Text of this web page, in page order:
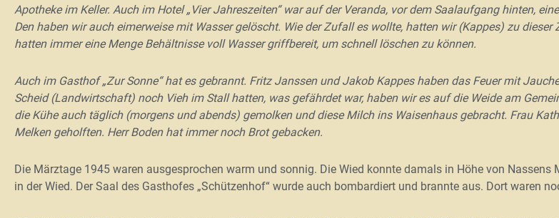
Apotheke im Keller. Auch im Hotel „Vier Jahreszeiten“ war auf der Veranda, vor dem Saalaufgang hinten,
Den haben wir auch eimerweise mit Wasser gelöscht. Wie der Zufall es wollte, hatten wir (Kappes) zu
hatten immer eine Menge Behältnisse voll Wasser griffbereit, um schnell löschen zu können.
Auch im Gasthof „Zur Sonne“ hat es gebrannt. Fritz Janssen und Jakob Kappes haben das Feuer mit
Scheid (Landwirtschaft) noch Vieh im Stall hatten, was gefährdet war, haben wir es auf die Weide am
die Kühe auch täglich (morgens und abends) gemolken und diese Milch ins Waisenhaus gebracht. Frau
Melken geholften. Herr Boden hat immer noch Brot gebacken.
Die Märztage 1945 waren ausgesprochen warm und sonnig. Die Wied konnte damals in Höhe von Nassens
in der Wied. Der Saal des Gasthofes „Schützenhof“ wurde auch bombardiert und brannte aus. Dort waren